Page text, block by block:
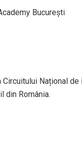
București
Național
din România.